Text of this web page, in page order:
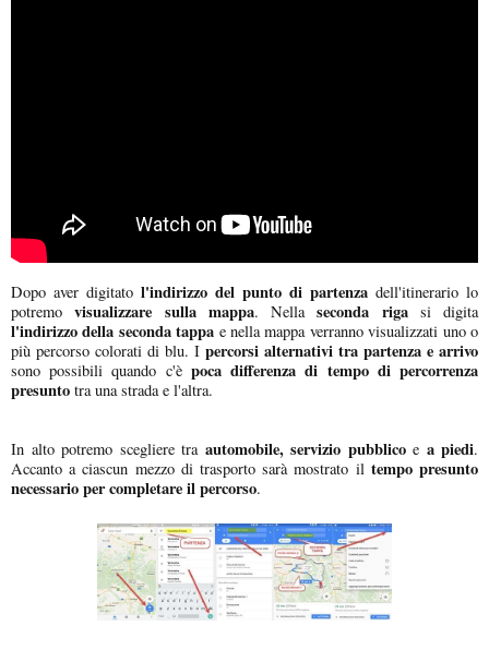
Dopo aver digitato l'indirizzo del punto di partenza dell'itinerario lo
potremovisualizzare sulla mappa. Nellaseconda riga si digita
l'indirizzo della seconda tappa e nella mappa verranno visualizzati uno o
più percorso colorati di blu. I percorsi alternativi tra partenza e arrivo
sono possibili quando c'època differenza di tempo di percorrenza
presunto tra una strada e l'altra.
In alto potremo scegliere traautomobile, servizio pubblico e a piedi.
Accanto a ciascun mezzo di trasporto sarà mostrato il tempo presunto
necessario per completare il percorso.